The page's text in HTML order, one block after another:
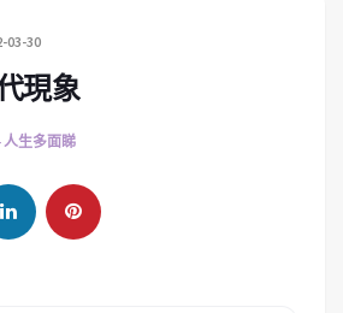
03-30
現象
人生多面睇